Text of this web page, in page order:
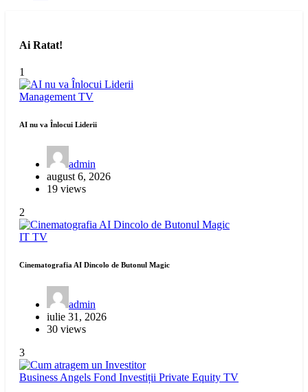
Ai Ratat!
1
Management TV
AI nu va Înlocui Liderii
admin
august 6, 2026
19 views
2
IT TV
Cinematografia AI Dincolo de Butonul Magic
admin
iulie 31, 2026
30 views
3
Business Angels Fond Investiții Private Equity TV